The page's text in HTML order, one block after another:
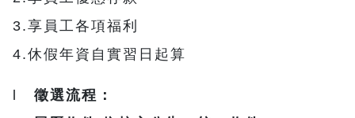
3.享員工各項福利
4.休假年資自實習日起算
l 徵選流程：